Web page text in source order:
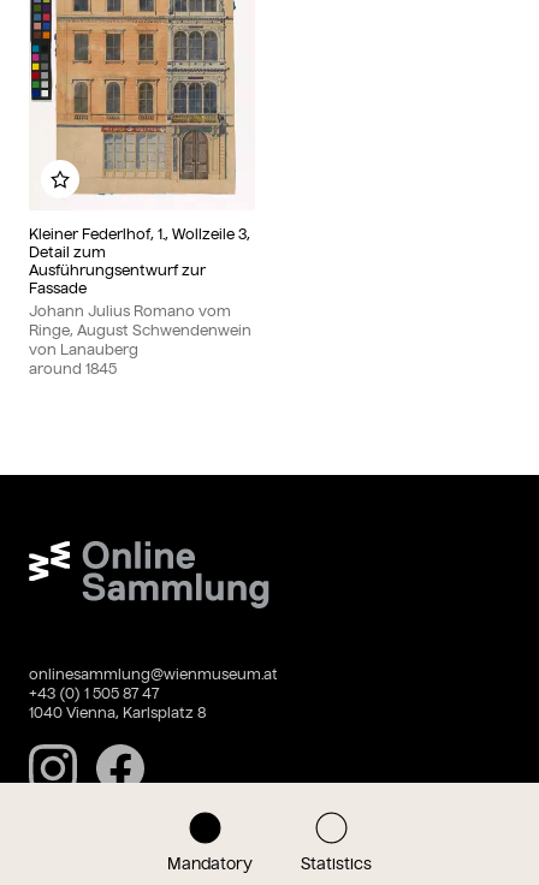
Mandatory Statistics
Kleiner Federlhof, 1., Wollzeile 3,
Detail zum
Ausführungsentwurf zur
Fassade
Johann Julius Romano vom
Ringe, August Schwendenwein
von Lanauberg
around 1845
Add to my album
Wien Museum Online Sammlung
onlinesammlung@wienmuseum.at
+43 (0) 1 505 87 47
1040 Vienna, Karlsplatz 8
InstagramFacebook
Imprint